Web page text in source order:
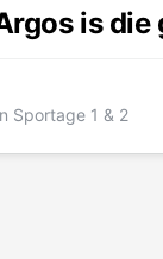
is
Sportage 1 & 2